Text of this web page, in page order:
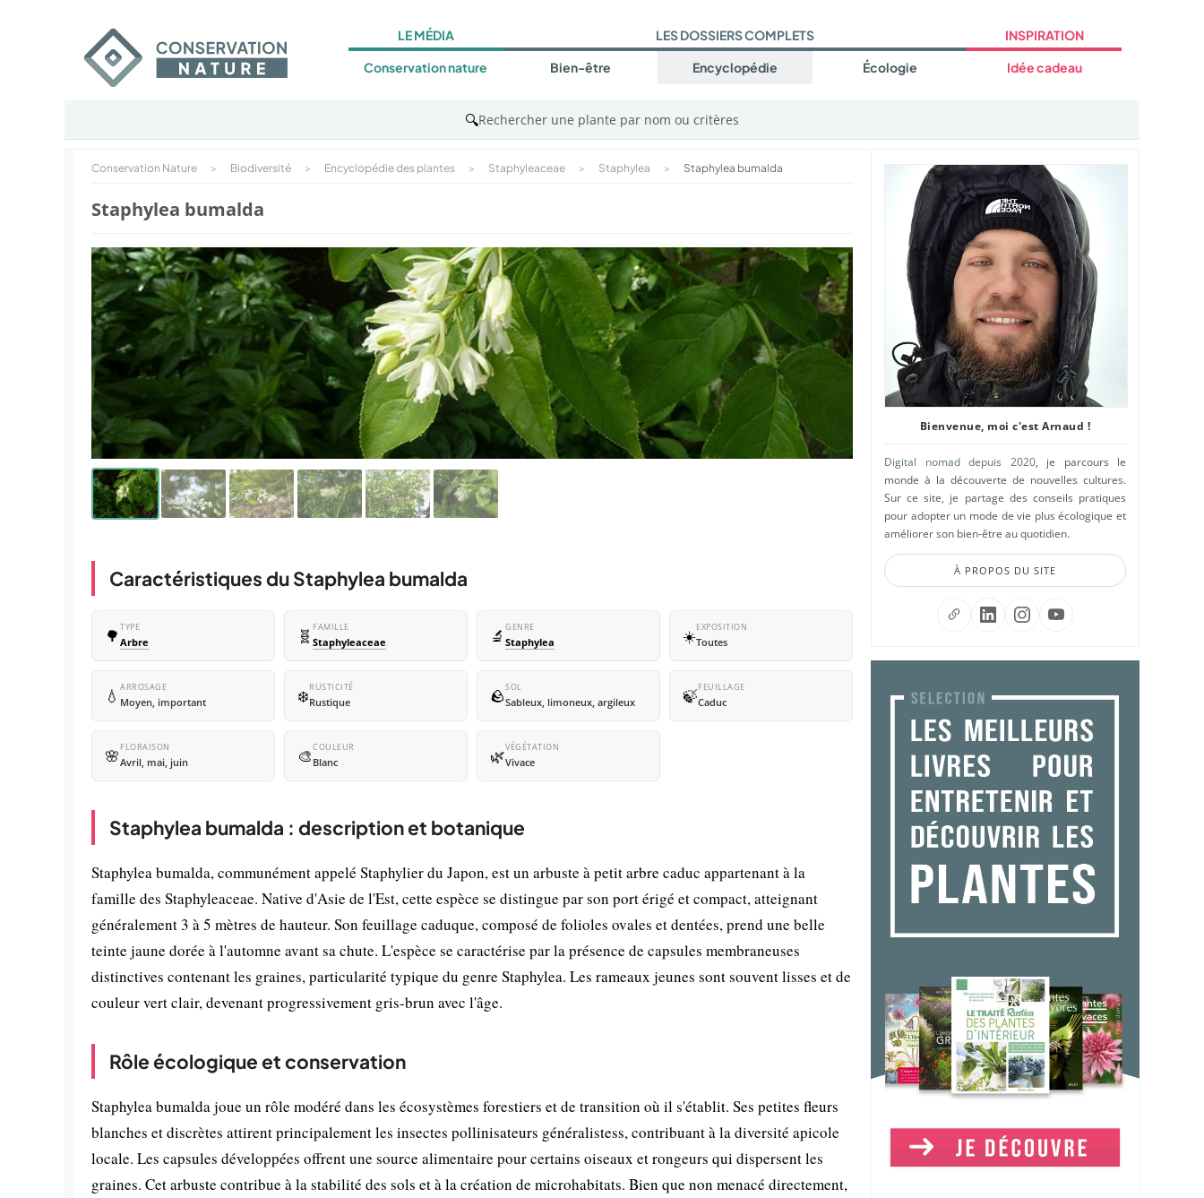
LE MÉDIA
Conservation nature
LES DOSSIERS COMPLETS
Bien-être Encyclopédie Écologie
INSPIRATION
Idée cadeau
🔍Rechercher une plante par nom ou critères
Conservation Nature > Biodiversité > Encyclopédie des plantes > Staphyleaceae > Staphylea > Staphylea bumalda
Staphylea bumalda
Caractéristiques du Staphylea bumalda
🌳 TYPE
Arbre 🧬 FAMILLE
Staphyleaceae 🔬 GENRE
Staphylea ☀️EXPOSITION
Toutes
💧 ARROSAGE
Moyen, important ❄️RUSTICITÉ
Rustique 🪨SOL
Sableux, limoneux, argileux 🍃FEUILLAGE
Caduc
🌸 FLORAISON
Avril, mai, juin 🎨COULEUR
Blanc 🌿VÉGÉTATION
Vivace
Staphylea bumalda : description et botanique
Staphylea bumalda, communément appelé Staphylier du Japon, est un arbuste à petit arbre caduc appartenant à la
famille des Staphyleaceae. Native d'Asie de l'Est, cette espèce se distingue par son port érigé et compact, atteignant
généralement 3 à 5 mètres de hauteur. Son feuillage caduque, composé de folioles ovales et dentées, prend une belle
teinte jaune dorée à l'automne avant sa chute. L'espèce se caractérise par la présence de capsules membraneuses
distinctives contenant les graines, particularité typique du genre Staphylea. Les rameaux jeunes sont souvent lisses et de
couleur vert clair, devenant progressivement gris-brun avec l'âge.
Rôle écologique et conservation
Staphylea bumalda joue un rôle modéré dans les écosystèmes forestiers et de transition où il s'établit. Ses petites fleurs
blanches et discrètes attirent principalement les insectes pollinisateurs généralistess, contribuant à la diversité apicole
locale. Les capsules développées offrent une source alimentaire pour certains oiseaux et rongeurs qui dispersent les
graines. Cet arbuste contribue à la stabilité des sols et à la création de microhabitats. Bien que non menacé directement,
Bienvenue, moi c'est Arnaud !
Digital nomad depuis 2020, je parcours le
monde à la découverte de nouvelles cultures.
Sur ce site, je partage des conseils pratiques
pour adopter un mode de vie plus écologique et
améliorer son bien-être au quotidien.
À PROPOS DU SITE